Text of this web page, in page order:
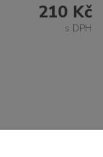
210 Kč
s DPH